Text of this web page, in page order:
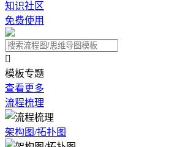
知识社区
免费使用

模板专题
查看更多
流程梳理
架构图/拓扑图